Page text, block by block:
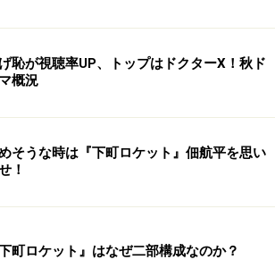
恥が視聴率UP、トップはドクターX！秋ド
概況
そうな時は『下町ロケット』佃航平を思い
！
下町ロケット』はなぜ二部構成なのか？